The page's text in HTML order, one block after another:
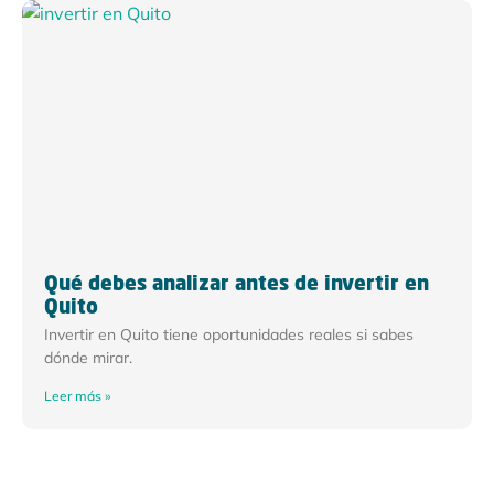
Qué debes analizar antes de invertir en
Quito
Invertir en Quito tiene oportunidades reales si sabes
dónde mirar.
Leer más »